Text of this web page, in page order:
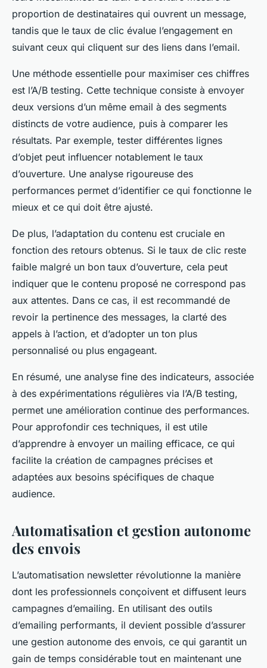
proportion de destinataires qui ouvrent un message,
tandis que le taux de clic évalue l’engagement en
suivant ceux qui cliquent sur des liens dans l’email.
Une méthode essentielle pour maximiser ces chiffres
est l’A/B testing. Cette technique consiste à envoyer
deux versions d’un même email à des segments
distincts de votre audience, puis à comparer les
résultats. Par exemple, tester différentes lignes
d’objet peut influencer notablement le taux
d’ouverture. Une analyse rigoureuse des
performances permet d’identifier ce qui fonctionne le
mieux et ce qui doit être ajusté.
De plus, l’adaptation du contenu est cruciale en
fonction des retours obtenus. Si le taux de clic reste
faible malgré un bon taux d’ouverture, cela peut
indiquer que le contenu proposé ne correspond pas
aux attentes. Dans ce cas, il est recommandé de
revoir la pertinence des messages, la clarté des
appels à l’action, et d’adopter un ton plus
personnalisé ou plus engageant.
En résumé, une analyse fine des indicateurs, associée
à des expérimentations régulières via l’A/B testing,
permet une amélioration continue des performances.
Pour approfondir ces techniques, il est utile
d’apprendre à envoyer un mailing efficace, ce qui
facilite la création de campagnes précises et
adaptées aux besoins spécifiques de chaque
audience.
Automatisation et gestion autonome
des envois
L’automatisation newsletter révolutionne la manière
dont les professionnels conçoivent et diffusent leurs
campagnes d’emailing. En utilisant des outils
d’emailing performants, il devient possible d’assurer
une gestion autonome des envois, ce qui garantit un
gain de temps considérable tout en maintenant une